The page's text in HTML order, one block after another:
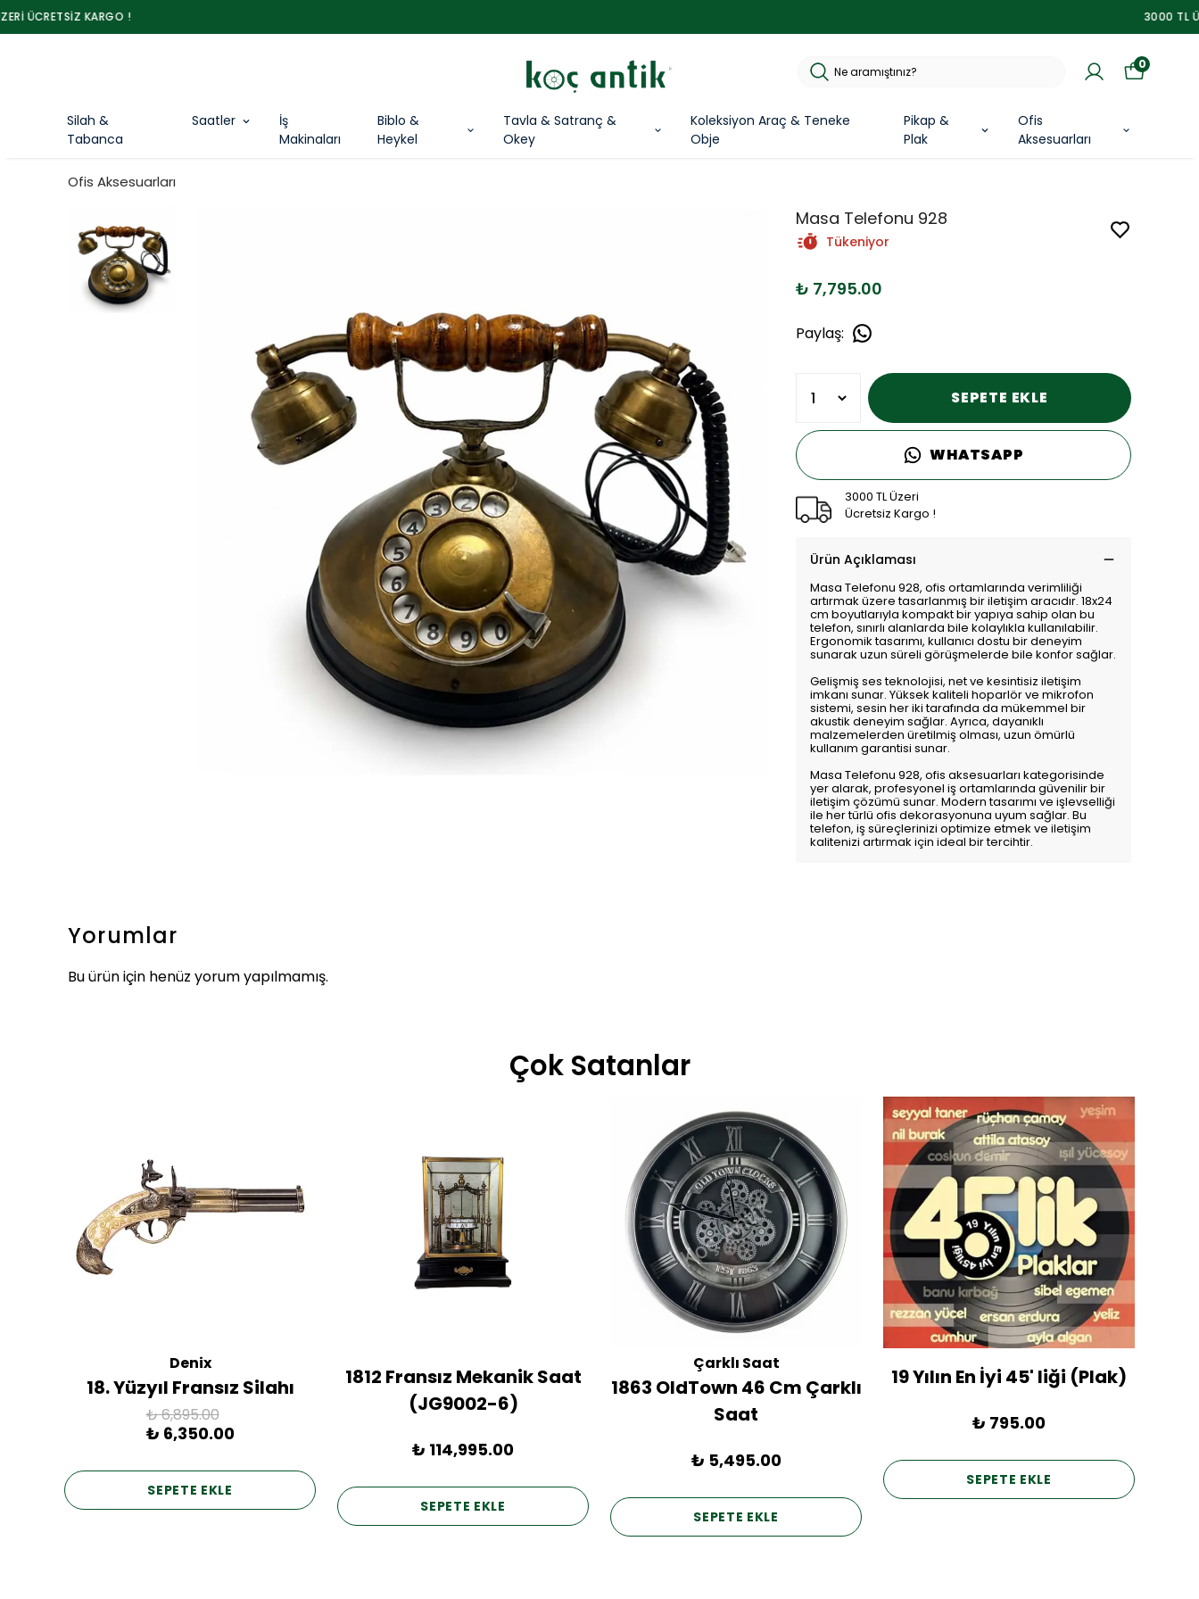
Silah &
Tabanca
Saatler
İş
Makinaları
Biblo &
Heykel
Tavla & Satranç &
Okey
Koleksiyon Araç & Teneke
Obje
Pikap &
Plak
Ofis
Aksesuarları
0
Ofis Aksesuarları
Masa Telefonu 928
Tükeniyor
₺ 7,795.00
Paylaş:
SEPETE EKLE
WHATSAPP
3000 TL Üzeri
Ücretsiz Kargo !
Ürün Açıklaması
Masa Telefonu 928, ofis ortamlarında verimliliği
artırmak üzere tasarlanmış bir iletişim aracıdır. 18x24
cm boyutlarıyla kompakt bir yapıya sahip olan bu
telefon, sınırlı alanlarda bile kolaylıkla kullanılabilir.
Ergonomik tasarımı, kullanıcı dostu bir deneyim
sunarak uzun süreli görüşmelerde bile konfor sağlar.
Gelişmiş ses teknolojisi, net ve kesintisiz iletişim
imkanı sunar. Yüksek kaliteli hoparlör ve mikrofon
sistemi, sesin her iki tarafında da mükemmel bir
akustik deneyim sağlar. Ayrıca, dayanıklı
malzemelerden üretilmiş olması, uzun ömürlü
kullanım garantisi sunar.
Masa Telefonu 928, ofis aksesuarları kategorisinde
yer alarak, profesyonel iş ortamlarında güvenilir bir
iletişim çözümü sunar. Modern tasarımı ve işlevselliği
ile her türlü ofis dekorasyonuna uyum sağlar. Bu
telefon, iş süreçlerinizi optimize etmek ve iletişim
kalitenizi artırmak için ideal bir tercihtir.
Yorumlar
Bu ürün için henüz yorum yapılmamış.
Çok Satanlar
Denix
18. Yüzyıl Fransız Silahı
₺ 6,895.00
₺ 6,350.00
SEPETE EKLE
1812 Fransız Mekanik Saat
(JG9002-6)
₺ 114,995.00
SEPETE EKLE
Çarklı Saat
1863 OldTown 46 Cm Çarklı
Saat
₺ 5,495.00
SEPETE EKLE
19 Yılın En İyi 45' liği (Plak)
₺ 795.00
SEPETE EKLE